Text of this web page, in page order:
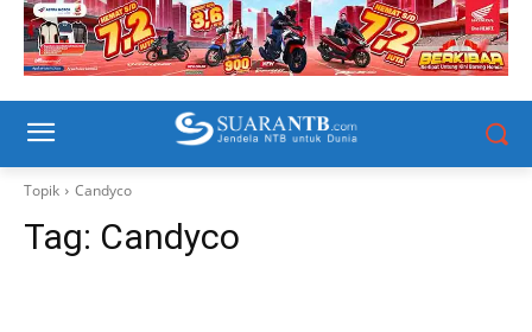
Topik Candyco
Tag: Candyco